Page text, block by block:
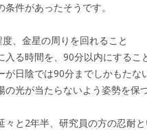
件があったそうです。
、金星の周りを回れること
る時間を、90分以内にするこ
陰では90分までしかもたない
光が当たらないよう姿勢を保
と2年半、研究員の方の忍耐